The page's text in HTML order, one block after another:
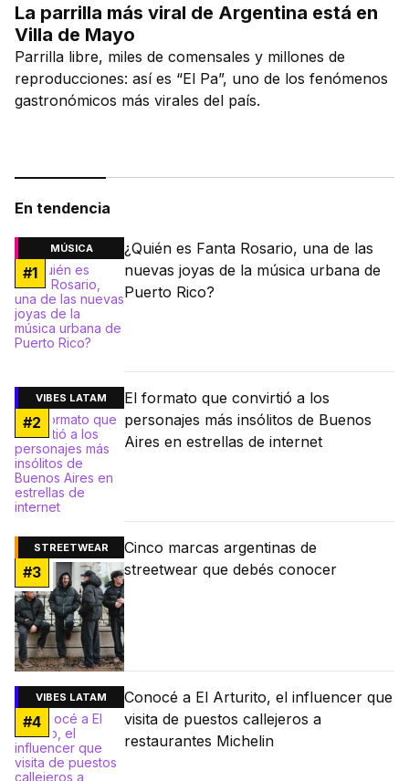
La parrilla más viral de Argentina está en
Villa de Mayo
Parrilla libre, miles de comensales y millones de
reproducciones: así es “El Pa”, uno de los fenómenos
gastronómicos más virales del país.
En tendencia
MÚSICA
#1
¿Quién es Fanta Rosario, una de las
nuevas joyas de la música urbana de
Puerto Rico?
VIBES LATAM
#2
El formato que convirtió a los
personajes más insólitos de Buenos
Aires en estrellas de internet
STREETWEAR
#3
Cinco marcas argentinas de
streetwear que debés conocer
VIBES LATAM
#4
Conocé a El Arturito, el influencer que
visita de puestos callejeros a
restaurantes Michelin